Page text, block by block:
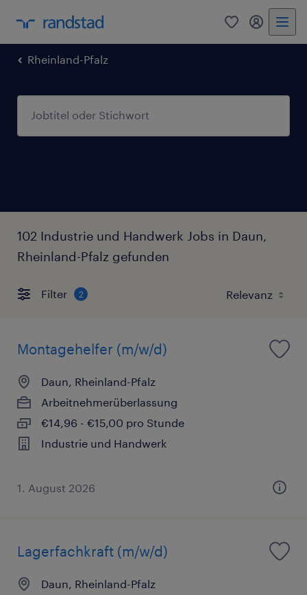
0 Mein
Rheinland-Pfalz
102 Industrie und Handwerk Jobs in Daun,
Rheinland-Pfalz gefunden
Filter 2
Montagehelfer (m/w/d)
Daun, Rheinland-Pfalz
Arbeitnehmerüberlassung
€14,96 - €15,00 pro Stunde
Industrie und Handwerk
1. August 2026
Lagerfachkraft (m/w/d)
Daun, Rheinland-Pfalz